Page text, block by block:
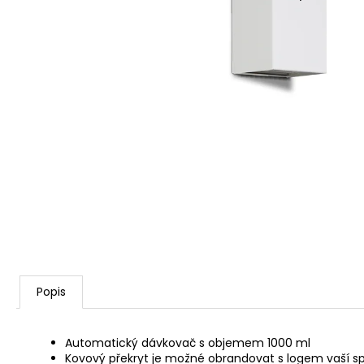
Popis
Automatický dávkovač s objemem 1000 ml
Kovový překryt je možné obrandovat s logem vaší